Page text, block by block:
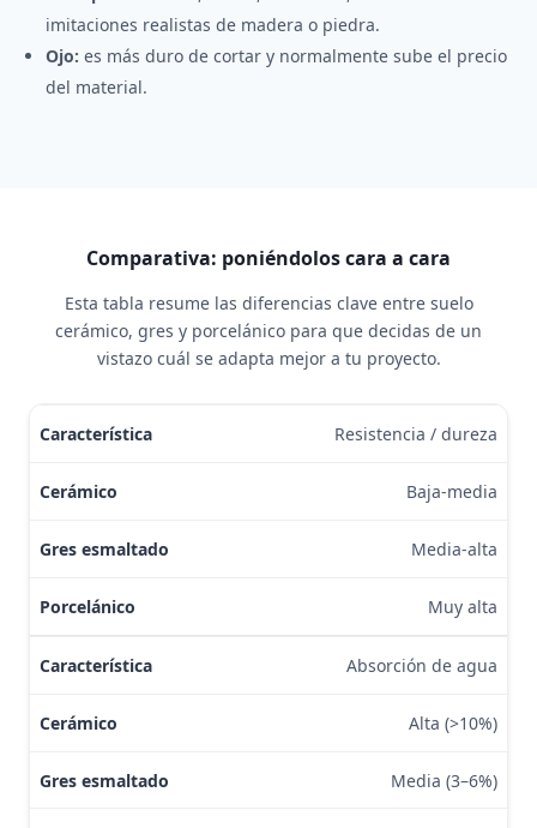
imitaciones realistas de madera o piedra.
Ojo: es más duro de cortar y normalmente sube el precio
del material.
Comparativa: poniéndolos cara a cara
Esta tabla resume las diferencias clave entre suelo
cerámico, gres y porcelánico para que decidas de un
vistazo cuál se adapta mejor a tu proyecto.
Resistencia / dureza
Baja-media
Media-alta
Muy alta
Absorción de agua
Alta (>10%)
Media (3–6%)